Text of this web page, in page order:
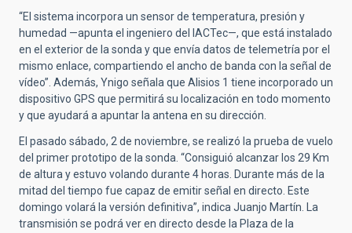
“El sistema incorpora un sensor de temperatura, presión y
humedad —apunta el ingeniero del IACTec—, que está instalado
en el exterior de la sonda y que envía datos de telemetría por el
mismo enlace, compartiendo el ancho de banda con la señal de
vídeo”. Además, Ynigo señala que Alisios 1 tiene incorporado un
dispositivo GPS que permitirá su localización en todo momento
y que ayudará a apuntar la antena en su dirección.
El pasado sábado, 2 de noviembre, se realizó la prueba de vuelo
del primer prototipo de la sonda. “Consiguió alcanzar los 29 Km
de altura y estuvo volando durante 4 horas. Durante más de la
mitad del tiempo fue capaz de emitir señal en directo. Este
domingo volará la versión definitiva”, indica Juanjo Martín. La
transmisión se podrá ver en directo desde la Plaza de la